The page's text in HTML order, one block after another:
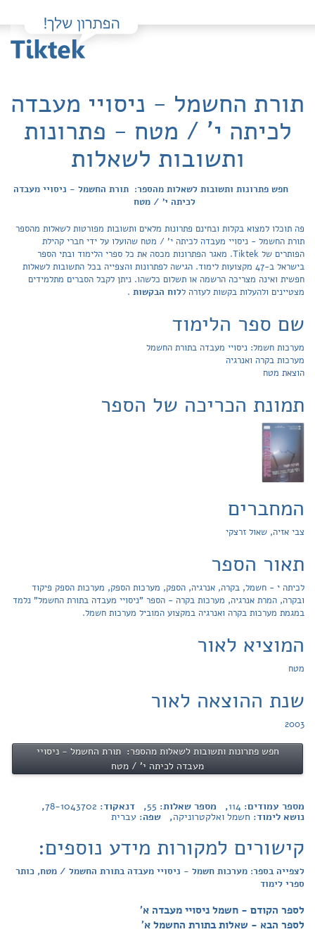
תורת החשמל - ניסויי מעבדה
לכיתה י' / מטח - פתרונות
ותשובות לשאלות
חפש פתרונות ותשובות לשאלות מהספר: תורת החשמל - ניסויי מעבדה
לכיתה י' / מטח
פה תוכלו למצוא בקלות ובחינם פתרונות מלאים ותשובות מפורטות לשאלות מהספר
תורת החשמל - ניסויי מעבדה לכיתה י' / מטח שהועלו על ידי חברי קהילת
הפותרים של Tiktek. מאגר הפתרונות מכסה את כל ספרי הלימוד ובתי הספר
בישראל ב-47 מקצועות לימוד. הגישה לפתרונות והצפייה בכל התשובות לשאלות
חפשית ואינה מצריכה הרשמה או תשלום כלשהו. ניתן לקבל הסברים מתלמידים
מצטיינים ולהעלות בקשות לעזרה ללוח הבקשות .
שם ספר הלימוד
מערכות חשמל: ניסויי מעבדה בתורת החשמל
מערכות בקרה ואנרגיה
הוצאת מטח
תמונת הכריכה של הספר
המחברים
צבי אזיה, שאול זרצקי
תאור הספר
לכיתה י - חשמל, בקרה, אנרגיה, הספק, מערכות הספק, מערכות הספק פיקוד
ובקרה, המרת אנרגיה, מערכות בקרה - הספר "ניסויי מעבדה בתורת החשמל" נלמד
במגמת מערכות בקרה ואנרגיה במקצוע המוביל מערכות חשמל.
המוציא לאור
מטח
שנת ההוצאה לאור
2003
חפש פתרונות ותשובות לשאלות מהספר: תורת החשמל - ניסויי
מעבדה לכיתה י' / מטח
מספר עמודים: 114, מספר שאלות: 55, דנאקוד: 78-1043702
,
נושא לימוד: חשמל ואלקטרוניקה, שפה: עברית
קישורים למקורות מידע נוספים:
לצפייה בספר: מערכות חשמל - ניסויי מעבדה בתורת החשמל / מטח, כותר
ספרי לימוד
לספר הקודם - חשמל ניסויי מעבדה א'
לספר הבא - שאלות בתורת החשמל א'